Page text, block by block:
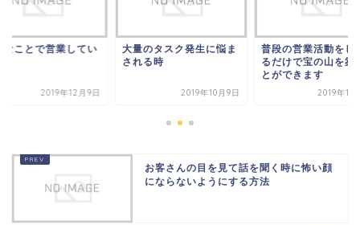
なことで営業してい
2019年12月9日
大量のタスク発生に悩ま
される時
2019年10月9日
普段の営業活動をし
るだけで宝の山を築
とができます
2019年11
お客さんの目を見て話を聞く時に怖い顔
にならないようにする方法